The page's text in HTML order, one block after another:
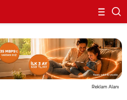
Reklam Alanı